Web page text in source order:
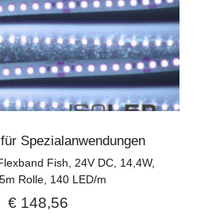
Spezialanwendungen
Fish, 24V DC, 14,4W,
Rolle, 140 LED/m
€148,56